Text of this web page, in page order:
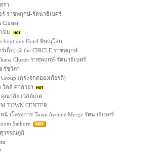
รา
ราชพฤกษ์-รัตนาธิเบศร์
Cluster
boutique Hotel พิษณุโลก
เก็ต) @ the CIRCLE ราชพฤกษ์
Cluster ราชพฤกษ์-รัตนาธิเบศร์
รัชวิภา
(กระจกตอยงเกียรติ)
วิลล์ ศาลายา
ณาลัย เวสต์เกต
TOWN CENTER
น้าโครงการ Town Avenue Merge รัตนาธิเบศร์
Sathorn
สุวรรณภูมิ